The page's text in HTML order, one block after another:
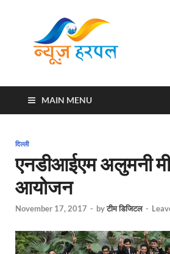
MAIN MENU
दिल्ली
एनडीआईएम अलुमनी
आयोजन
November 17, 2017 - byटीम डिजिटल -